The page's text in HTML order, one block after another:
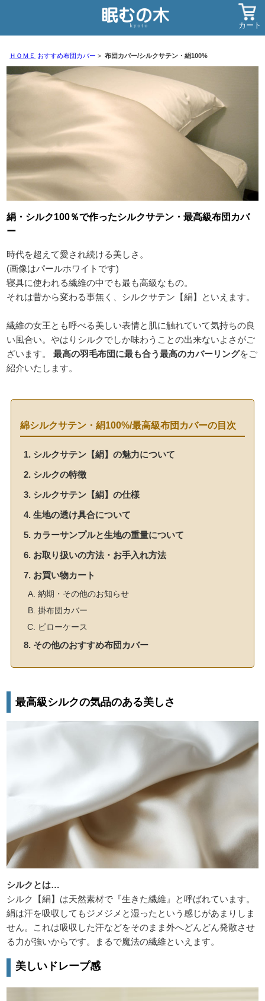
カート
ＨＯＭＥ おすすめ布団カバー 布団カバー/シルクサテン・絹100%
絹・シルク100％で作ったシルクサテン・最高級布団カバ
ー
時代を超えて愛され続ける美しさ。
(画像はパールホワイトです)
寝具に使われる繊維の中でも最も高級なもの。
それは昔から変わる事無く、シルクサテン【絹】といえます。
繊維の女王とも呼べる美しい表情と肌に触れていて気持ちの良
い風合い。やはりシルクでしか味わうことの出来ないよさがご
ざいます。最高の羽毛布団に最も合う最高のカバーリングをご
紹介いたします。
綿シルクサテン・絹100%/最高級布団カバーの目次
シルクサテン【絹】の魅力について
シルクの特徴
シルクサテン【絹】の仕様
生地の透け具合について
カラーサンプルと生地の重量について
お取り扱いの方法・お手入れ方法
お買い物カート
納期・その他のお知らせ
掛布団カバー
ピローケース
その他のおすすめ布団カバー
最高級シルクの気品のある美しさ
シルクとは…
シルク【絹】は天然素材で『生きた繊維』と呼ばれています。
絹は汗を吸収してもジメジメと湿ったという感じがあまりしま
せん。これは吸収した汗などをそのまま外へどんどん発散させ
る力が強いからです。まるで魔法の繊維といえます。
美しいドレープ感